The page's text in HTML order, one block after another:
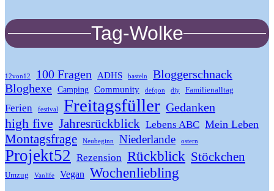
Tag-Wolke
12von12 100 Fragen ADHS basteln
Bloggerschnack
Bloghexe Camping Community defqon diy Familienalltag
Ferien festival Freitagsfüller Gedanken
high five Jahresrückblick Lebens ABC Mein Leben
Montagsfrage Neubeginn Niederlande ostern
Projekt52 Rezension Rückblick Stöckchen
Umzug Vanlife Vegan Wochenliebling